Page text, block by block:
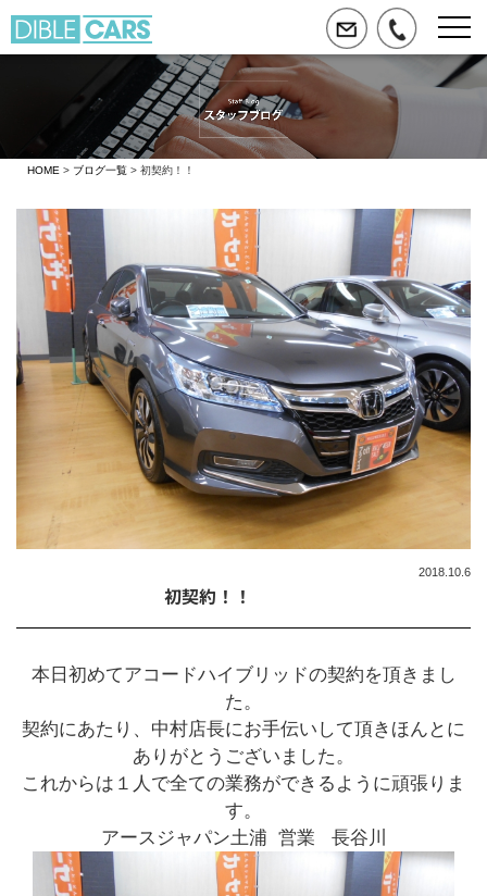
HOME > ブログ一覧 > 初契約！！
初契約！！
2018.10.6
本日初めてアコードハイブリッドの契約を頂きまし
た。
契約にあたり、中村店長にお手伝いして頂きほんとに
ありがとうございました。
これからは１人で全ての業務ができるように頑張りま
す。
アースジャパン土浦 営業 長谷川